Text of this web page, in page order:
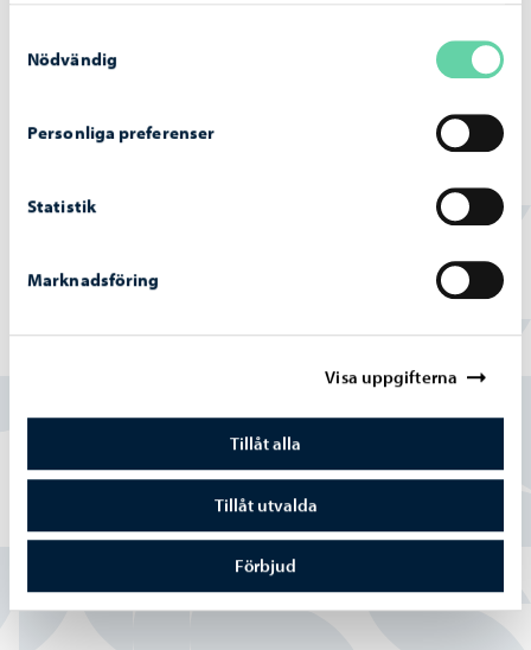
Nödvändig
Personliga preferenser
Statistik
Marknadsföring
Visa uppgifterna
Tillåt alla
Tillåt utvalda
Förbjud
Vattentjänstarbeten i Haikobranten 2
Ja
Delvis